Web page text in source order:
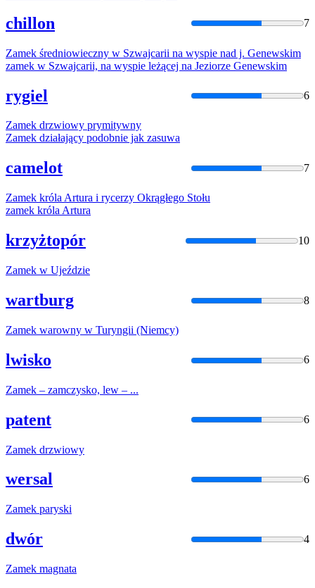
chillon 7
Zamek średniowieczny w Szwajcarii na wyspie nad j. Genewskim
zamek w Szwajcarii, na wyspie leżącej na Jeziorze Genewskim
rygiel 6
Zamek drzwiowy prymitywny
Zamek działający podobnie jak zasuwa
camelot 7
Zamek króla Artura i rycerzy Okrągłego Stołu
zamek króla Artura
krzyżtopór 10
Zamek w Ujeździe
wartburg 8
Zamek warowny w Turyngii (Niemcy)
lwisko 6
Zamek – zamczysko, lew – ...
patent 6
Zamek drzwiowy
wersal 6
Zamek paryski
dwór 4
Zamek magnata